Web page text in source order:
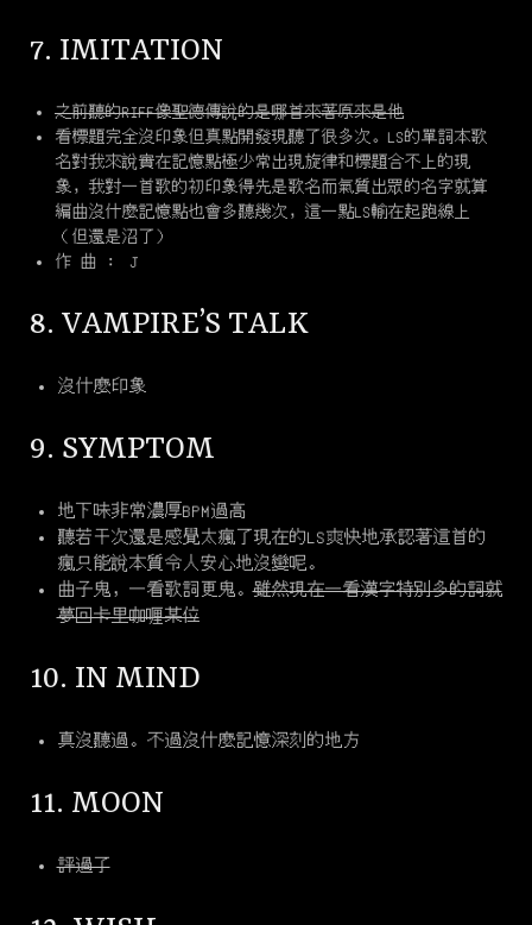
7. IMITATION
之前聽的RIFF像聖德傳說的是哪首來著原來是他
看標題完全沒印象但真點開發現聽了很多次。LS的單詞本歌
名對我來說實在記憶點極少常出現旋律和標題合不上的現
象，我對一首歌的初印象得先是歌名而氣質出眾的名字就算
編曲沒什麼記憶點也會多聽幾次，這一點LS輸在起跑線上
（但還是沼了）
作 曲 ： J
8. VAMPIRE’S TALK
沒什麼印象
9. SYMPTOM
地下味非常濃厚BPM過高
聽若干次還是感覺太瘋了現在的LS爽快地承認著這首的
瘋只能說本質令人安心地沒變呢。
曲子鬼，一看歌詞更鬼。雖然現在一看漢字特別多的詞就
夢回卡里咖喱某位
10. IN MIND
真沒聽過。不過沒什麼記憶深刻的地方
11. MOON
評過了